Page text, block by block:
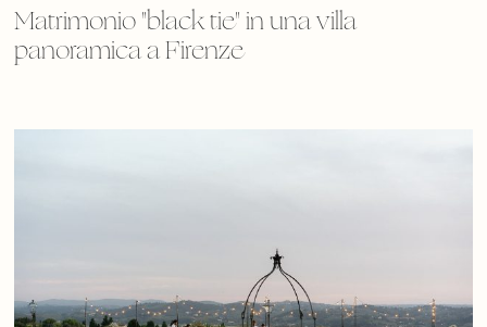
Matrimonio "black tie" in una villa
panoramica a Firenze